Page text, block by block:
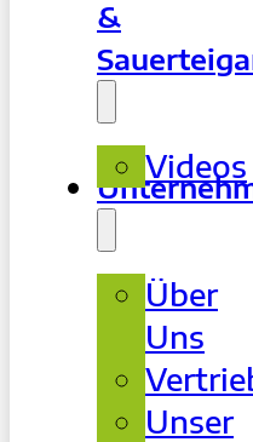
&
Videos
Über
Uns
Unser